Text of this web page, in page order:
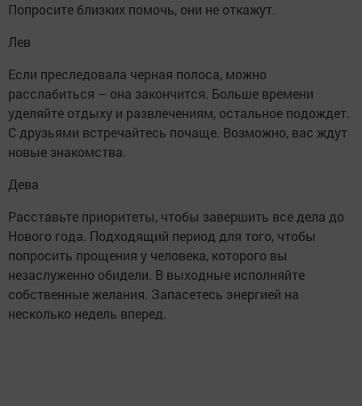
Попросите близких помочь, они не откажут.
Лев
Если преследовала черная полоса, можно
расслабиться – она закончится. Больше времени
уделяйте отдыху и развлечениям, остальное подождет.
С друзьями встречайтесь почаще. Возможно, вас ждут
новые знакомства.
Дева
Расставьте приоритеты, чтобы завершить все дела до
Нового года. Подходящий период для того, чтобы
попросить прощения у человека, которого вы
незаслуженно обидели. В выходные исполняйте
собственные желания. Запасетесь энергией на
несколько недель вперед.